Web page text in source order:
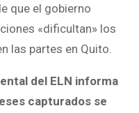
que el gobierno
«dificultan» los
las partes en Quito.
del ELN informa
capturados se